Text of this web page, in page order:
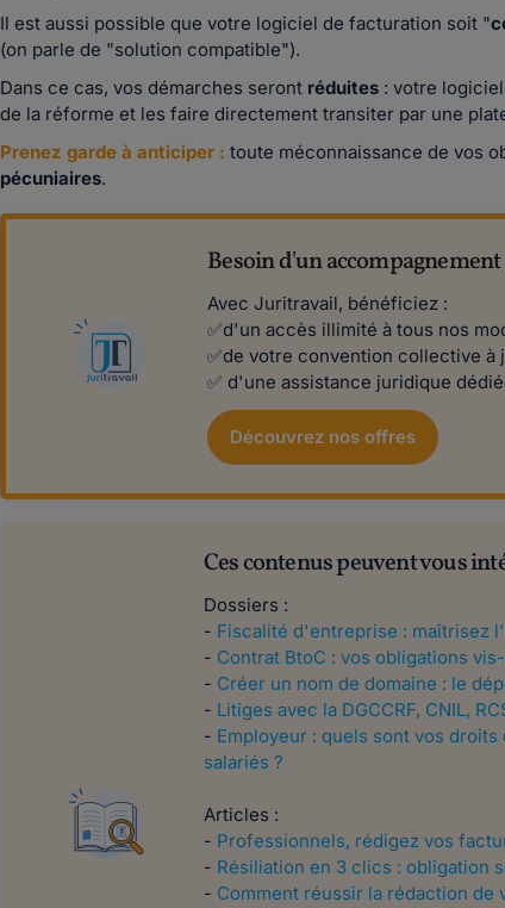
Il est aussi possible que votre logiciel de facturation soit "
(on parle de "solution compatible").
Dans ce cas, vos démarches seront réduites : votre
de la réforme et les faire directement transiter par une
Prenez garde à anticiper : toute méconnaissance de vos
pécuniaires.
Besoin d'un
Avec Juritravail, bénéficiez :
✅d'un accès illimité à tous nos
✅de votre convention collective
✅ d'une assistance juridique
Découvrez nos offres
Ces contenus peuvent vous
Dossiers :
- Fiscalité d'entreprise : maîtrisez
- Contrat BtoC : vos obligations
- Créer un nom de domaine : le
- Litiges avec la DGCCRF, CNIL,
- Employeur : quels sont vos
salariés ?
Articles :
- Professionnels, rédigez vos
- Résiliation en 3 clics : obligation
- Comment réussir la rédaction de